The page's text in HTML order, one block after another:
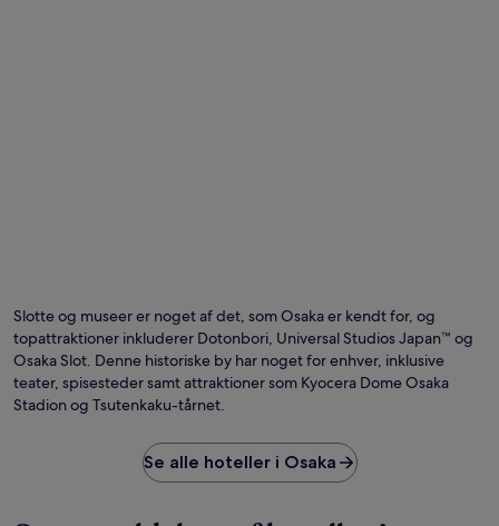
Slotte og museer er noget af det, som Osaka er kendt for, og
topattraktioner inkluderer Dotonbori, Universal Studios Japan™ og
Osaka Slot. Denne historiske by har noget for enhver, inklusive
teater, spisesteder samt attraktioner som Kyocera Dome Osaka
Stadion og Tsutenkaku-tårnet.
Se alle hoteller i Osaka